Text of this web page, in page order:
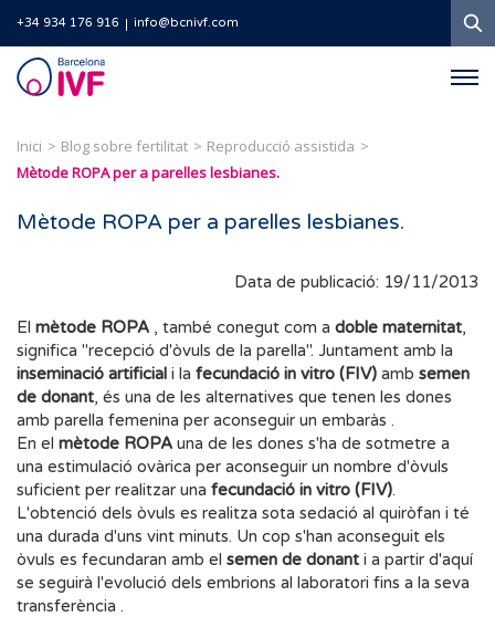
+34 934 176 916 info@bcnivf.com
Barcelona
IVF
Inici Blog sobre fertilitat
Reproducció assistida
Mètode ROPA per a parelles lesbianes.
Mètode ROPA per a parelles lesbianes.
Data de publicació: 19/11/2013
El mètode ROPA , també conegut com a doble maternitat,
significa "recepció d'òvuls de la parella". Juntament amb la
inseminació artificial i la fecundació in vitro (FIV) amb semen
de donant, és una de les alternatives que tenen les dones
amb parella femenina per aconseguir un embaràs .
En el mètode ROPA una de les dones s'ha de sotmetre a
una estimulació ovàrica per aconseguir un nombre d'òvuls
suficient per realitzar una fecundació in vitro (FIV).
L'obtenció dels òvuls es realitza sota sedació al quiròfan i té
una durada d'uns vint minuts. Un cop s'han aconseguit els
òvuls es fecundaran amb el semen de donant i a partir d'aquí
se seguirà l'evolució dels embrions al laboratori fins a la seva
transferència .